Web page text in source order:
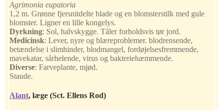
Agrimonia eupatoria
1,2 m. Grønne fjersnitdelte blade og en blomsterstilk med gule
blomster. Ligner en lille kongelys.
Dyrkning: Sol, halvskygge. Tåler forholdsvis tør jord.
Medicinsk: Lever, nyre og blæreproblemer. blodrensende,
betændelse i slimhinder, blodmangel, fordøjelsesfremmende,
mavekatar, sårhelende, virus og bakteriehæmmende.
Diverse: Farveplante, mjød.
Staude.
Alant, læge (Sct. Ellens Rod)